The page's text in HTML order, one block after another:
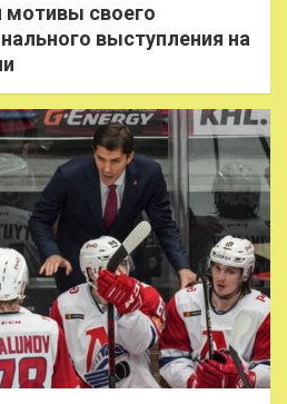
мотивы своего
выступления на